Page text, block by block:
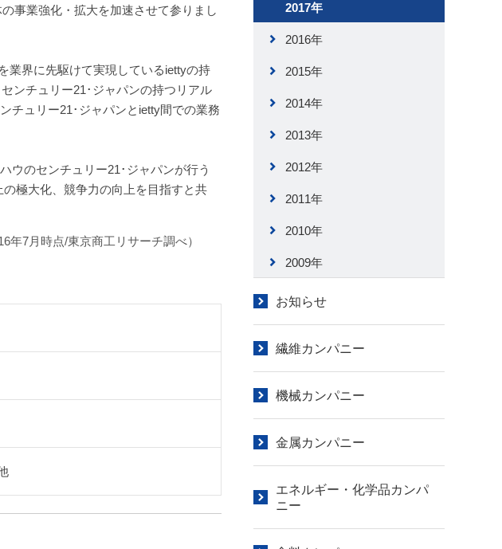
事業強化・拡大を加速させて参りまし
業界に先駆けて実現しているiettyの持
ンチュリー21･ジャパンの持つリアル
チュリー21･ジャパンとietty間での業務
ウのセンチュリー21･ジャパンが行う
極大化、競争力の向上を目指すと共
7月時点/東京商工リサーチ調べ）
2017年
2016年
2015年
2014年
2013年
2012年
2011年
2010年
2009年
お知らせ
繊維カンパニー
機械カンパニー
金属カンパニー
エネルギー・化学品カンパ
ニー